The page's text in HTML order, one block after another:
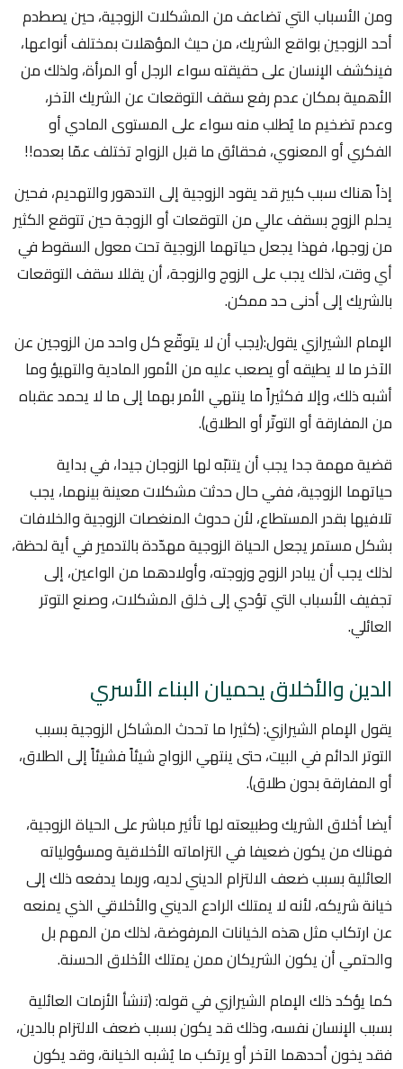
ومن الأسباب التي تضاعف من المشكلات الزوجية، حين يصطدم
أحد الزوجين بواقع الشريك، من حيث المؤهلات بمختلف أنواعها،
فينكشف الإنسان على حقيقته سواء الرجل أو المرأة، ولذلك من
الأهمية بمكان عدم رفع سقف التوقعات عن الشريك الآخر،
وعدم تضخيم ما يُطلب منه سواء على المستوى المادي أو
الفكري أو المعنوي، فحقائق ما قبل الزواج تختلف عمّا بعده!!
إذاً هناك سبب كبير قد يقود الزوجية إلى التدهور والتهديم، فحين
يحلم الزوج بسقف عالي من التوقعات أو الزوجة حين تتوقع الكثير
من زوجها، فهذا يجعل حياتهما الزوجية تحت معول السقوط في
أي وقت، لذلك يجب على الزوج والزوجة، أن يقللا سقف التوقعات
بالشريك إلى أدنى حد ممكن.
الإمام الشيرازي يقول:(يجب أن لا يتوقّع كل واحد من الزوجين عن
الآخر ما لا يطيقه أو يصعب عليه من الأمور المادية والتهيؤ وما
أشبه ذلك، وإلا فكثيراً ما ينتهي الأمر بهما إلى ما لا يحمد عقباه
من المفارقة أو التوتّر أو الطلاق).
قضية مهمة جدا يجب أن يتنبّه لها الزوجان جيدا، في بداية
حياتهما الزوجية، ففي حال حدثت مشكلات معينة بينهما، يجب
تلافيها بقدر المستطاع، لأن حدوث المنغصات الزوجية والخلافات
بشكل مستمر يجعل الحياة الزوجية مهدّدة بالتدمير في أية لحظة،
لذلك يجب أن يبادر الزوج وزوجته، وأولادهما من الواعين، إلى
تجفيف الأسباب التي تؤدي إلى خلق المشكلات، وصنع التوتر
العائلي.
الدين والأخلاق يحميان البناء الأسري
يقول الإمام الشيرازي: (كثيرا ما تحدث المشاكل الزوجية بسبب
التوتر الدائم في البيت، حتى ينتهي الزواج شيئاً فشيئاً إلى الطلاق،
أو المفارقة بدون طلاق).
أيضا أخلاق الشريك وطبيعته لها تأثير مباشر على الحياة الزوجية،
فهناك من يكون ضعيفا في التزاماته الأخلاقية ومسؤولياته
العائلية بسبب ضعف الالتزام الديني لديه، وربما يدفعه ذلك إلى
خيانة شريكه، لأنه لا يمتلك الرادع الديني والأخلاقي الذي يمنعه
عن ارتكاب مثل هذه الخيانات المرفوضة، لذلك من المهم بل
والحتمي أن يكون الشريكان ممن يمتلك الأخلاق الحسنة.
كما يؤكد ذلك الإمام الشيرازي في قوله: (تنشأ الأزمات العائلية
بسبب الإنسان نفسه، وذلك قد يكون بسبب ضعف الالتزام بالدين،
فقد يخون أحدهما الآخر أو يرتكب ما يُشبه الخيانة، وقد يكون